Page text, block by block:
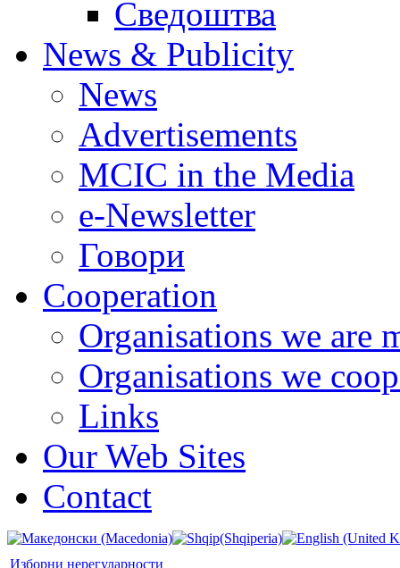
Сведоштва
News & Publicity
News
Advertisements
MCIC in the Media
e-Newsletter
Говори
Cooperation
Organisations we are
Organisations we
Links
Our Web Sites
Contact
Изборни нерегуларности